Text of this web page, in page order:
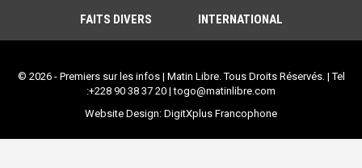
FAITS DIVERS INTERNATIONAL
© 2026 - Premiers sur les infos | Matin Libre. Tous Droits Réservés. | Tel
:+228 90 38 37 20 | togo@matinlibre.com
Website Design: DigitXplus Francophone